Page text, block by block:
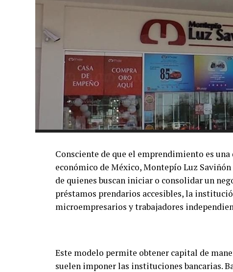
Consciente de que el emprendimiento es
económico de México, Montepío Luz
de quienes buscan iniciar o consolidar un
préstamos prendarios accesibles, la
microempresarios y trabajadores
Este modelo permite obtener capital de
suelen imponer las instituciones bancarias.